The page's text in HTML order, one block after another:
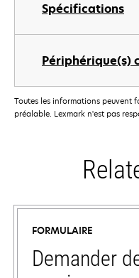
Spécifications
Périphérique(s)
Toutes les informations peuvent
préalable. Lexmark n'est pas
FORMULAIRE
Demander